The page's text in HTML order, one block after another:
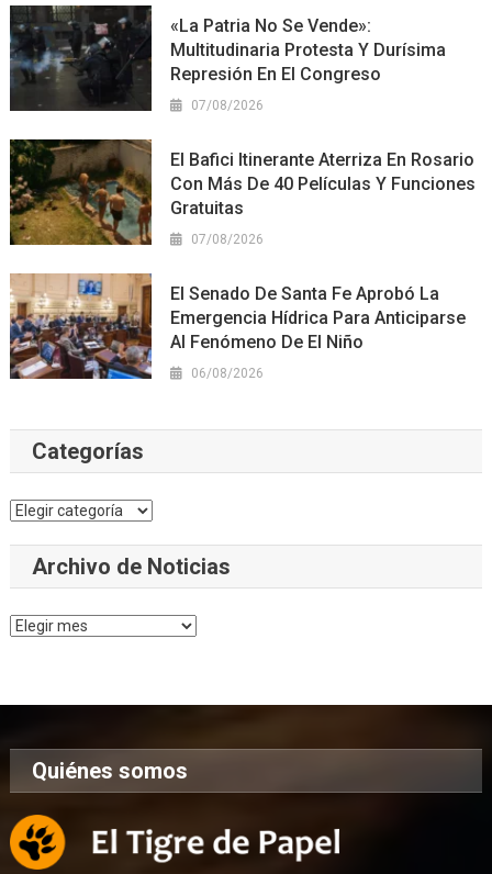
«La Patria No Se Vende»:
Multitudinaria Protesta Y Durísima
Represión En El Congreso
07/08/2026
El Bafici Itinerante Aterriza En Rosario
Con Más De 40 Películas Y Funciones
Gratuitas
07/08/2026
El Senado De Santa Fe Aprobó La
Emergencia Hídrica Para Anticiparse
Al Fenómeno De El Niño
06/08/2026
Categorías
Categorías
Archivo de Noticias
Archivo
Quiénes somos